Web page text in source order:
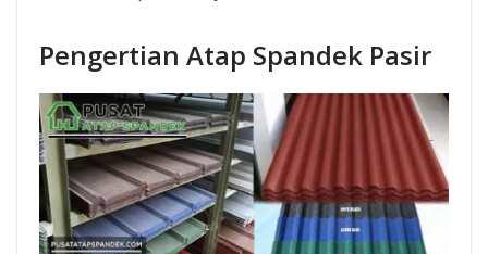
Pengertian Atap Spandek Pasir